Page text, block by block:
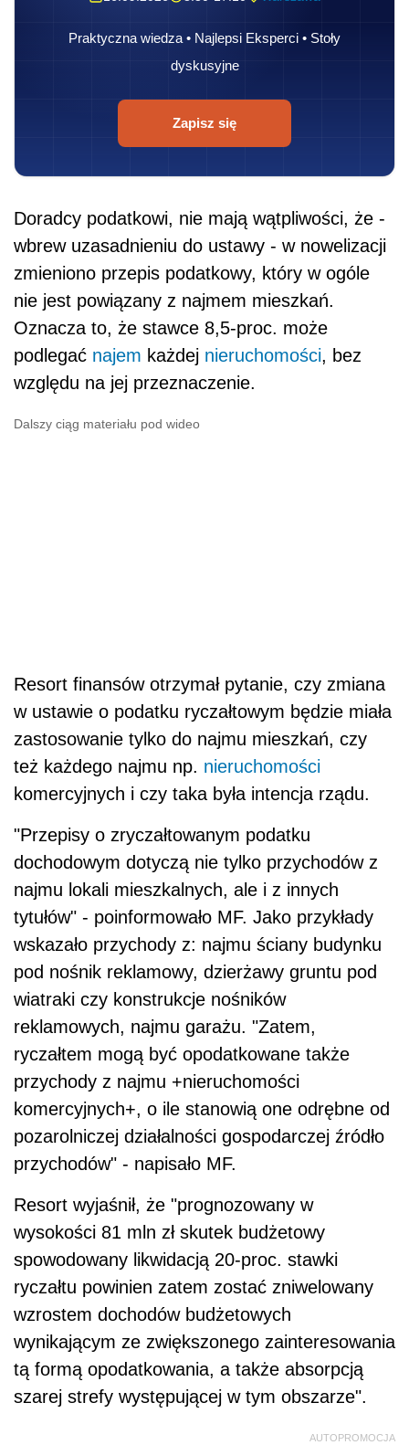
Praktyczna wiedza • Najlepsi Eksperci • Stoły
dyskusyjne
Zapisz się
Doradcy podatkowi, nie mają wątpliwości, że -
wbrew uzasadnieniu do ustawy - w nowelizacji
zmieniono przepis podatkowy, który w ogóle
nie jest powiązany z najmem mieszkań.
Oznacza to, że stawce 8,5-proc. może
podlegać najem każdej nieruchomości, bez
względu na jej przeznaczenie.
Dalszy ciąg materiału pod wideo
Resort finansów otrzymał pytanie, czy zmiana
w ustawie o podatku ryczałtowym będzie miała
zastosowanie tylko do najmu mieszkań, czy
też każdego najmu np. nieruchomości
komercyjnych i czy taka była intencja rządu.
"Przepisy o zryczałtowanym podatku
dochodowym dotyczą nie tylko przychodów z
najmu lokali mieszkalnych, ale i z innych
tytułów" - poinformowało MF. Jako przykłady
wskazało przychody z: najmu ściany budynku
pod nośnik reklamowy, dzierżawy gruntu pod
wiatraki czy konstrukcje nośników
reklamowych, najmu garażu. "Zatem,
ryczałtem mogą być opodatkowane także
przychody z najmu +nieruchomości
komercyjnych+, o ile stanowią one odrębne od
pozarolniczej działalności gospodarczej źródło
przychodów" - napisało MF.
Resort wyjaśnił, że "prognozowany w
wysokości 81 mln zł skutek budżetowy
spowodowany likwidacją 20-proc. stawki
ryczałtu powinien zatem zostać zniwelowany
wzrostem dochodów budżetowych
wynikającym ze zwiększonego zainteresowania
tą formą opodatkowania, a także absorpcją
szarej strefy występującej w tym obszarze".
AUTOPROMOCJA